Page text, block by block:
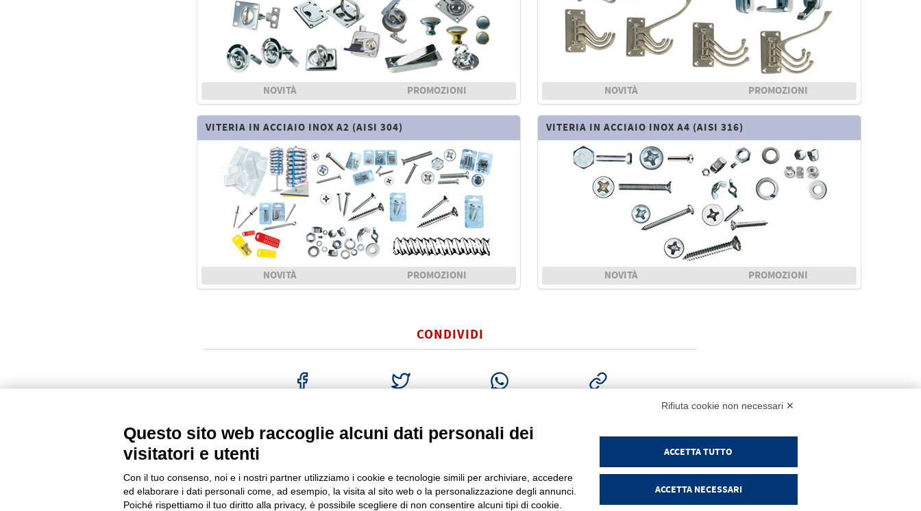
NOVITÀ PROMOZIONI NOVITÀ PROMOZIONI
VITERIA IN ACCIAIO INOX A2 (AISI 304)
NOVITÀ PROMOZIONI
VITERIA IN ACCIAIO INOX A4 (AISI 316)
NOVITÀ PROMOZIONI
CONDIVIDI
Via Frattina, 3 – 35011 CAMPODARSEGO (PD)
Tel +39.049.9200196 | Fax +39.049.5564050 | info@gfn.it
C.F. – P.Iva e Reg. Imp. PD 02322290285 | R.E.A. PD 221448
Cap. Soc. € 100.000,00 i.v.
Chi siamo
Come raggiungerci
PRODOTTI Login
Rifiuta cookie non necessari ✕
Questo sito web raccoglie alcuni dati personali dei
visitatori e utenti
Con il tuo consenso, noi e i nostri partner utilizziamo i cookie e tecnologie simili per archiviare, accedere
ed elaborare i dati personali come, ad esempio, la visita al sito web o la personalizzazione degli annunci.
Poiché rispettiamo il tuo diritto alla privacy, è possibile scegliere di non consentire alcuni tipi di cookie.
ACCETTA TUTTO
ACCETTA NECESSARI